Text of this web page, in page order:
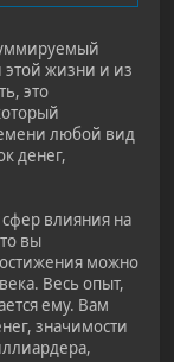
жизни и из
это
любой вид
денег,
влияния на
вы
можно
Весь опыт,
ему. Вам
значимости